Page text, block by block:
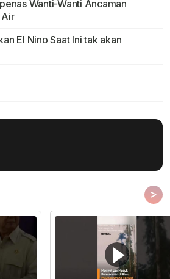
Wanti-Wanti Ancaman
Air
El Nino Saat Ini tak akan
>